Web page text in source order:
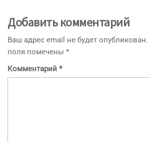
Добавить комментарий
Ваш адрес email не будет опубликован.
поля помечены *
Комментарий *